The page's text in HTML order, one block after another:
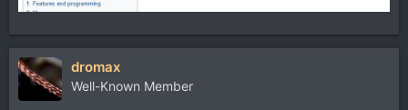
dromax
Well-Known Member